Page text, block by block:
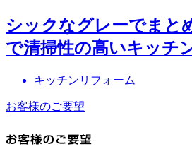
シックなグレーでまと
で清掃性の高いキッチ
キッチンリフォーム
お客様のご要望